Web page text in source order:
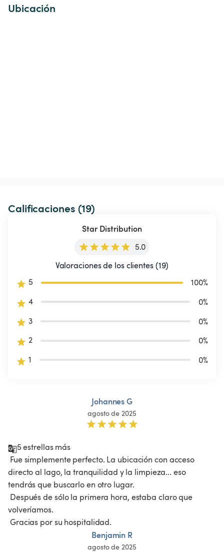
Ubicación
Calificaciones (19)
Star Distribution
5.0
Valoraciones de los clientes (19)
5
100%
4
0%
3
0%
2
0%
1
0%
Johannes G
agosto de 2025
5 estrellas más
directo al lago, la tranquilidad y la limpieza... eso
tendrás que buscarlo en otro lugar.
volveríamos.
Gracias por su hospitalidad.
Benjamin R
agosto de 2025